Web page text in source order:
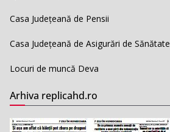
Casa Județeană de Pensii
Casa Județeană de Asigurări de Sănătate
Locuri de muncă Deva
Arhiva replicahd.ro